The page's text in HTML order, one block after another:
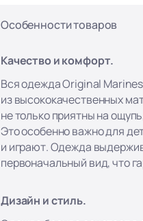
Особенности товаров
Качество и комфорт.
Вся одежда Original
из высококачественных
не только приятны на
Это особенно важно для
и играют. Одежда
первоначальный вид, что
Дизайн и стиль.